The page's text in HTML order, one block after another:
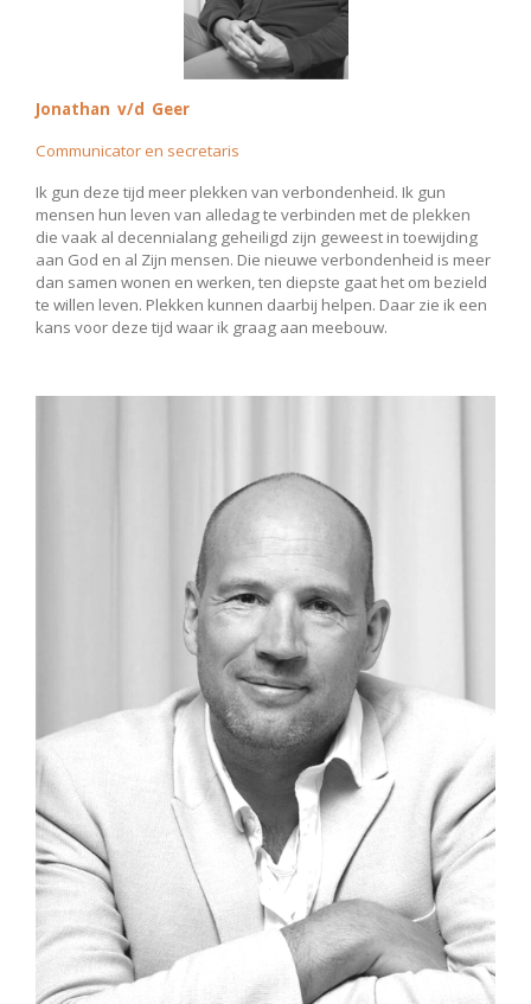
Jonathan v/d Geer
Communicator en secretaris
Ik gun deze tijd meer plekken van verbondenheid. Ik gun
mensen hun leven van alledag te verbinden met de plekken
die vaak al decennialang geheiligd zijn geweest in toewijding
aan God en al Zijn mensen. Die nieuwe verbondenheid is meer
dan samen wonen en werken, ten diepste gaat het om bezield
te willen leven. Plekken kunnen daarbij helpen. Daar zie ik een
kans voor deze tijd waar ik graag aan meebouw.